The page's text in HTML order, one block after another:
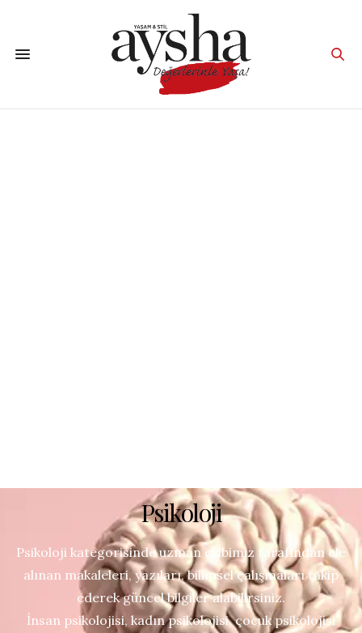
Psikoloji
Psikoloji kategorisinde uzman ekibimiz tarafından ele
alınan makaleleri, yazıları, bilimsel çalışmaları takip
ederek güncel bilgiler alabilirsiniz.
İnsan psikolojisi, kadın psikolojisi, çocuk psikolojisi